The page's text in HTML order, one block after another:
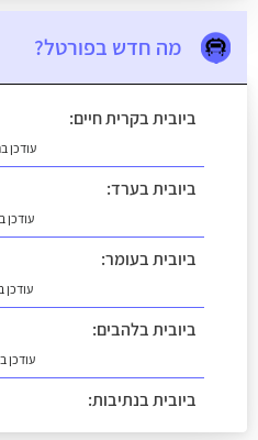
מה חדש בפורטל?
ביובית בקרית חיים:
עודכן
ביובית בערד:
עודכן
ביובית בעומר:
ביובית בלהבים:
עודכן
ביובית בנתיבות:
עודכן